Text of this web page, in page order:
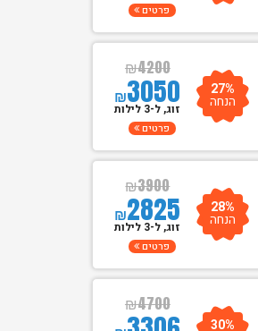
פרטים
₪4200
₪3050 27%
הנחה זוג, ל-3 לילות
פרטים
₪3900
₪2825 28%
הנחה זוג, ל-3 לילות
פרטים
₪4700
30%